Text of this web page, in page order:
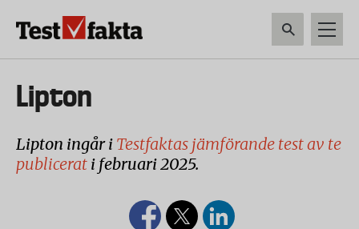
Huvudmeny
ny
Lipton
Lipton ingår i Testfaktas jämförande test av te
publicerat i februari 2025.